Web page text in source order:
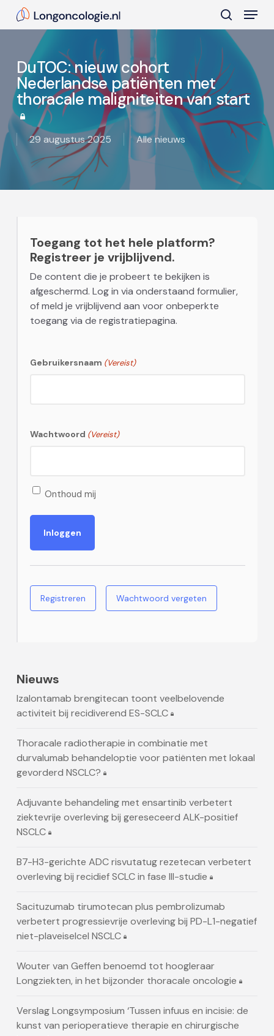
content
search
Menu
DuTOC: nieuw cohort
Nederlandse patiënten met
thoracale maligniteiten van start
29 augustus 2025 Alle nieuws
Toegang tot het hele platform?
Registreer je vrijblijvend.
De content die je probeert te bekijken is
afgeschermd. Log in via onderstaand formulier,
of meld je vrijblijvend aan voor onbeperkte
toegang via de registratiepagina.
Gebruikersnaam (Vereist)
Wachtwoord (Vereist)
Onthoud mij
Registreren Wachtwoord vergeten
Nieuws
Izalontamab brengitecan toont veelbelovende
activiteit bij recidiverend ES-SCLC
Thoracale radiotherapie in combinatie met
durvalumab behandeloptie voor patiënten met lokaal
gevorderd NSCLC?
Adjuvante behandeling met ensartinib verbetert
ziektevrije overleving bij gereseceerd ALK-positief
NSCLC
B7-H3-gerichte ADC risvutatug rezetecan verbetert
overleving bij recidief SCLC in fase III-studie
Sacituzumab tirumotecan plus pembrolizumab
verbetert progressievrije overleving bij PD-L1-negatief
niet-plaveiselcel NSCLC
Wouter van Geffen benoemd tot hoogleraar
Longziekten, in het bijzonder thoracale oncologie
Verslag Longsymposium ‘Tussen infuus en incisie: de
kunst van perioperatieve therapie en chirurgische
Menu